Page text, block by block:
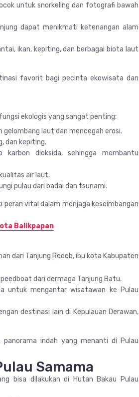
untuk snorkeling dan fotografi bawah
dapat menikmati ketenangan alam
ikan, kepiting, dan berbagai biota laut
favorit bagi pecinta ekowisata dan
ekologis yang sangat penting:
gelombang laut dan mencegah erosi.
dan kepiting.
karbon dioksida, sehingga membantu
air laut.
pulau dari badai dan tsunami.
peran vital dalam menjaga keseimbangan
Balikpapan
dari Tanjung Redeb, ibu kota Kabupaten
dari dermaga Tanjung Batu.
untuk mengantar wisatawan ke Pulau
destinasi lain di Kepulauan Derawan,
panorama indah yang menanti di Pulau
Samama
bisa dilakukan di Hutan Bakau Pulau